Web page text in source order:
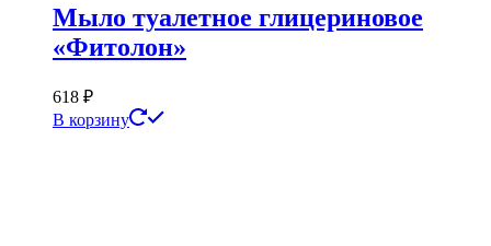
Мыло туалетное глицериновое
«Фитолон»
618 ₽
В корзину